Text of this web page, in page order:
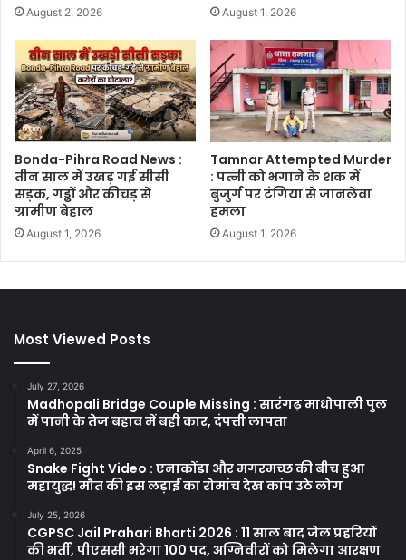
August 2, 2026 August 1, 2026
Bonda-Pihra Road News :
तीन साल में उखड़ गई सीसी
सड़क, गड्ढों और कीचड़ से
ग्रामीण बेहाल
August 1, 2026
Tamnar Attempted Murder
: पत्नी को भगाने के शक में
बुजुर्ग पर टंगिया से जानलेवा
हमला
August 1, 2026
Most Viewed Posts
July 27, 2026
Madhopali Bridge Couple Missing : सारंगढ़ माधोपाली पुल
में पानी के तेज बहाव में बही कार, दंपत्ती लापता
April 6, 2025
Snake Fight Video : एनाकोंडा और मगरमच्छ की बीच हुआ
महायुद्ध! मौत की इस लड़ाई का रोमांच देख कांप उठे लोग
July 25, 2026
CGPSC Jail Prahari Bharti 2026 : 11 साल बाद जेल प्रहरियों
की भर्ती, पीएससी भरेगा 100 पद, अग्निवीरों को मिलेगा आरक्षण